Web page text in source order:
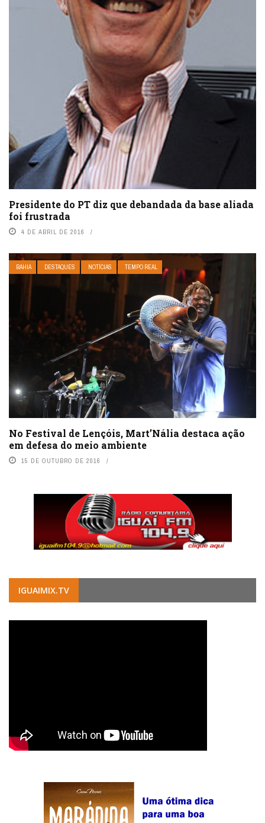
Presidente do PT diz que debandada da base aliada
foi frustrada
4 DE ABRIL DE 2016
BAHIA DESTAQUES NOTÍCIAS TEMPO REAL
No Festival de Lençóis, Mart’Nália destaca ação
em defesa do meio ambiente
15 DE OUTUBRO DE 2016
IGUAIMIX.TV